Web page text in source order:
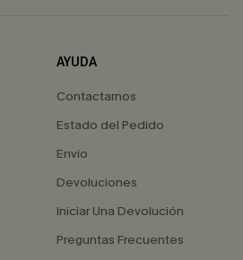
AYUDA
Contactarnos
Estado del Pedido
Envío
Devoluciones
Iniciar Una Devolución
Preguntas Frecuentes